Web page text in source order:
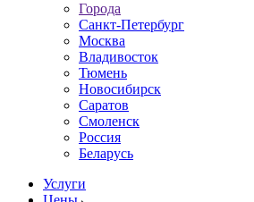
Города
Санкт-Петербург
Москва
Владивосток
Тюмень
Новосибирск
Саратов
Смоленск
Россия
Беларусь
Услуги